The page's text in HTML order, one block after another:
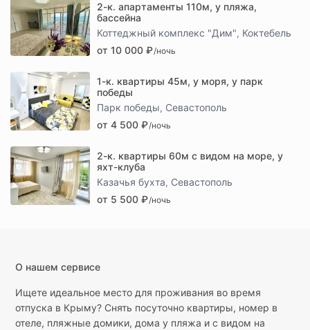
2-к. апартаменты 110м, у пляжа,
бассейна
Коттеджный комплекс "Дим", Коктебель
от 10 000 ₽/ночь
1-к. квартиры 45м, у моря, у парк
победы
Парк победы, Севастополь
от 4 500 ₽/ночь
2-к. квартиры 60м с видом на море, у
яхт-клуба
Казачья бухта, Севастополь
от 5 500 ₽/ночь
О нашем сервисе
Ищете идеальное место для проживания во время
отпуска в Крыму? Снять посуточно квартиры, номер в
отеле, пляжные домики, дома у пляжа и с видом на